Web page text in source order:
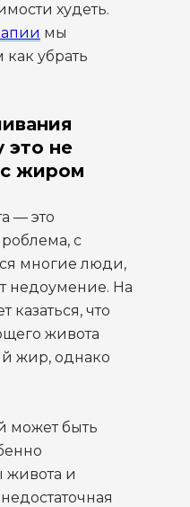
— это
с
многие люди,
недоумение. На
казаться, что
живота
жир, однако
может быть
и
худеть.
мы
убрать
это не
с жиром